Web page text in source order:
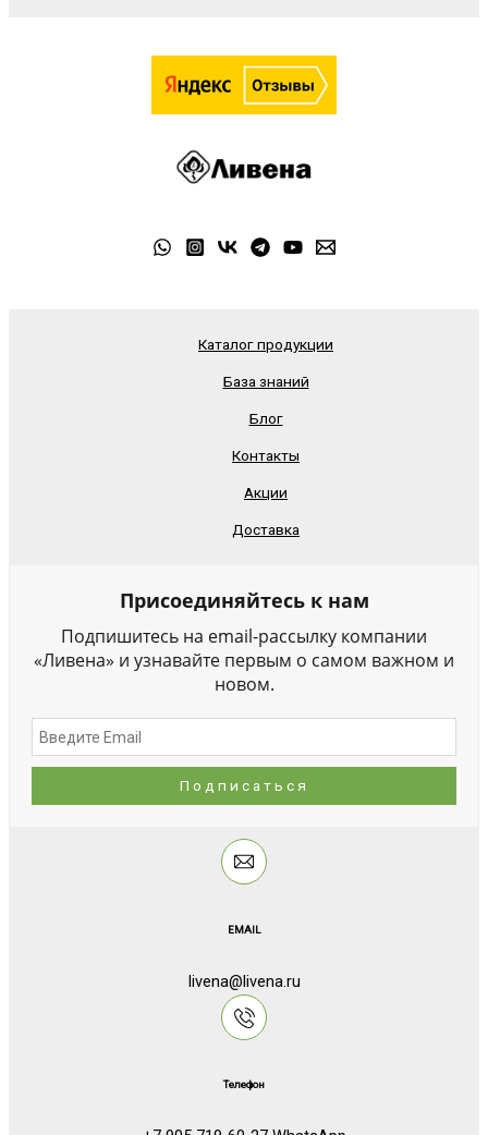
Каталог продукции
База знаний
Блог
Контакты
Акции
Доставка
Присоединяйтесь к нам
Подпишитесь на email-рассылку компании
«Ливена» и узнавайте первым о самом важном и
новом.
EMAIL
livena@livena.ru
Телефон